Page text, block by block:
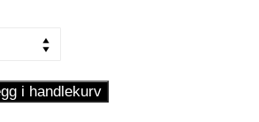
i handlekurv